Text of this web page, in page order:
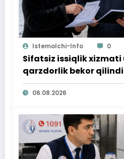
Istemolchi-Info 0
Sifatsiz issiqlik xizmati
qarzdorlik bekor qilindi
06.08.2026